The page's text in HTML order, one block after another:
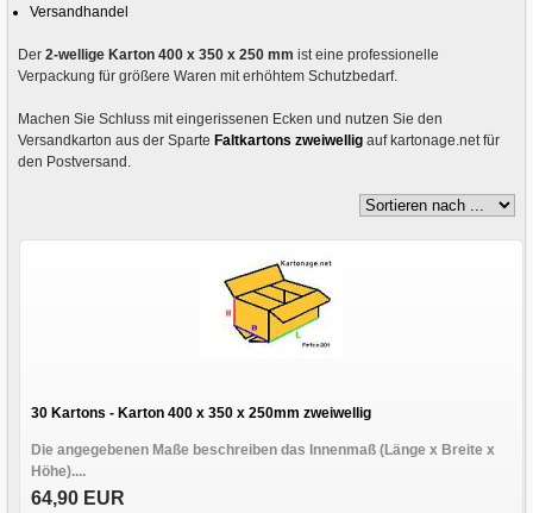
Versandhandel
Der2-wellige Karton 400 x 350 x 250 mm ist eine professionelle
Verpackung für größere Waren mit erhöhtem Schutzbedarf.
Machen Sie Schluss mit eingerissenen Ecken und nutzen Sie den
Versandkarton aus der SparteFaltkartons zweiwellig auf kartonage.net für
den Postversand.
30 Kartons - Karton 400 x 350 x 250mm zweiwellig
Die angegebenen Maße beschreiben das Innenmaß (Länge x Breite x
Höhe)....
64,90 EUR